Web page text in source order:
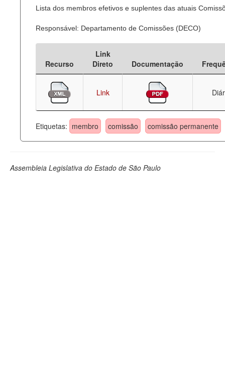
Catálogo de dados
Deputados Estaduais
Administração
Legislação
Lista dos membros efetivos e suplentes das atuais
Responsável: Departamento de Comissões (DECO)
Recurso
Link
Direto
Documentação
Link
Etiquetas: membro comissão comissão permanente
Assembleia Legislativa do Estado de São Paulo